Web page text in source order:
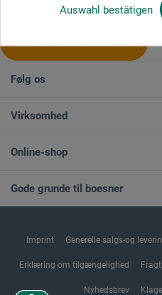
Auswahl bestätigen
ANNULLER BESTILLING
Følg os
Virksomhed
Online-shop
Gode grunde til boesner
Imprint Generelle salgs-og
Erklæring om tilgængelighed
Nyhedsbrev